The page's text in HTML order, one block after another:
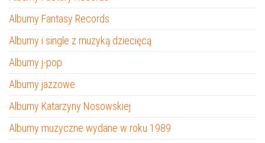
Albumy Fantasy Records
Albumy i single z muzyką dziecięcą
Albumy j-pop
Albumy jazzowe
Albumy Katarzyny Nosowskiej
Albumy muzyczne wydane w roku 1989